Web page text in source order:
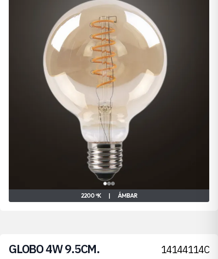
2200 ºK | ÁMBAR
GLOBO 4W 9.5CM. 14144114C